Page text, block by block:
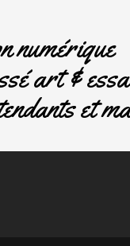
numérique
art &
et